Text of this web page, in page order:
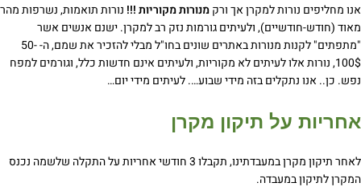
אנו מחליפים נורות למקרן אך ורקמנורות מקוריות !!! נורות תואמות, נשרפות מהר
מאוד (חודש-חודשיים), ולעיתים גורמות נזק רב למקרן. ישנם אנשים אשר
"מתפתים" לקנות מנורות באתרים שונים בחו"ל מבלי להזכיר את שמם, ה- 50-
100$, נורות אלו לעיתים לא מקוריות, ולעיתים אינם חדשות כלל, וגורמים למפח
נפש. כן.. אנו נתקלים בזה מידי שבוע…. לעיתים מידי יום…
אחריות על תיקון מקרן
לאחר תיקון מקרן במעבדתינו, תקבלו 3 חודשי אחריות על התקלה שלשמה נכנס
המקרן לתיקון במעבדה.